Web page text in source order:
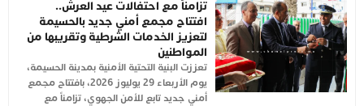
تزامناً مع احتفالات عيد العرش..
افتتاح مجمع أمني جديد بالحسيمة
لتعزيز الخدمات الشرطية وتقريبها من
المواطنين
تعززت البنية التحتية الأمنية بمدينة الحسيمة،
يوم الأربعاء 29 يوليوز 2026، بافتتاح مجمع
أمني جديد تابع للأمن الجهوي، تزامناً مع